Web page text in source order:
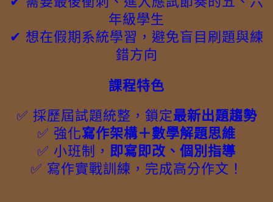
年級學生
✔ 想在假期系統學習，避免盲目刷題與練
錯方向
課程特色
✅ 採歷屆試題統整，鎖定最新出題趨勢
✅ 強化寫作架構＋數學解題思維
✅ 小班制， 即寫即改、個別指導
✅ 寫作實戰訓練，完成高分作文！